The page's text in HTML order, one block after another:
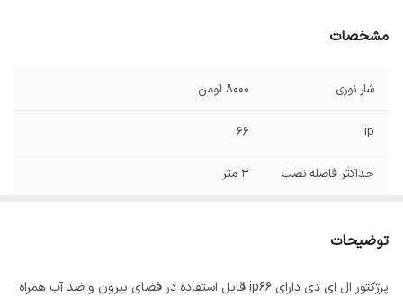
مشخصات
شار نوری 8000 لومن
ip
66
حداکثر فاصله نصب 3 متر
توضیحات
پرژکتور ال ای دی دارای ip66 قابل استفاده در فضای بیرون و ضد آب همراه